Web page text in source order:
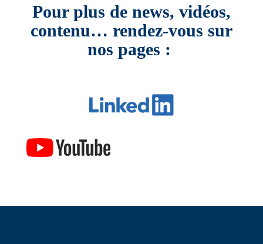
Pour plus de news, vidéos,
contenu… rendez-vous sur
nos pages :